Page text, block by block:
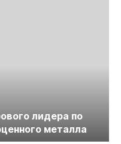
лидера по
металла